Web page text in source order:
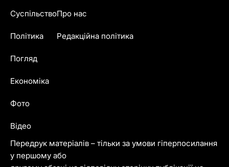
Передрук матеріалів – тільки за умови гіперпосилання
у першому або
Суспільство
Політика
Погляд
Економіка
Фото
Відео
Про нас
Редакційна політика